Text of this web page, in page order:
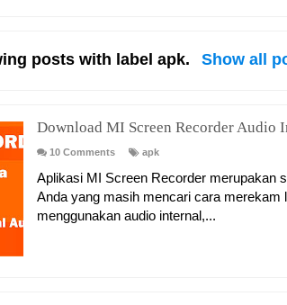
posts with labelapk. Show all
Download MI Screen Recorder Audio
10 Comments apk
Aplikasi MI Screen Recorder merupakan
Anda yang masih mencari cara merekam
menggunakan audio internal,...